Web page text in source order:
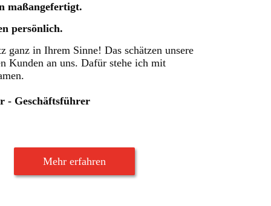
maßangefertigt.
persönlich.
ganz in Ihrem Sinne! Das schätzen unsere
Kunden an uns. Dafür stehe ich mit
- Geschäftsführer
Mehr erfahren